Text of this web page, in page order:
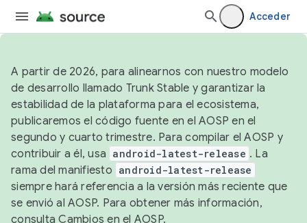
Acceder
A partir de 2026, para alinearnos con nuestro modelo
de desarrollo llamado Trunk Stable y garantizar la
estabilidad de la plataforma para el ecosistema,
publicaremos el código fuente en el AOSP en el
segundo y cuarto trimestre. Para compilar el AOSP y
contribuir a él, usa android-latest-release . La
rama del manifiesto android-latest-release
siempre hará referencia a la versión más reciente que
se envió al AOSP. Para obtener más información,
consultaCambios en el AOSP.